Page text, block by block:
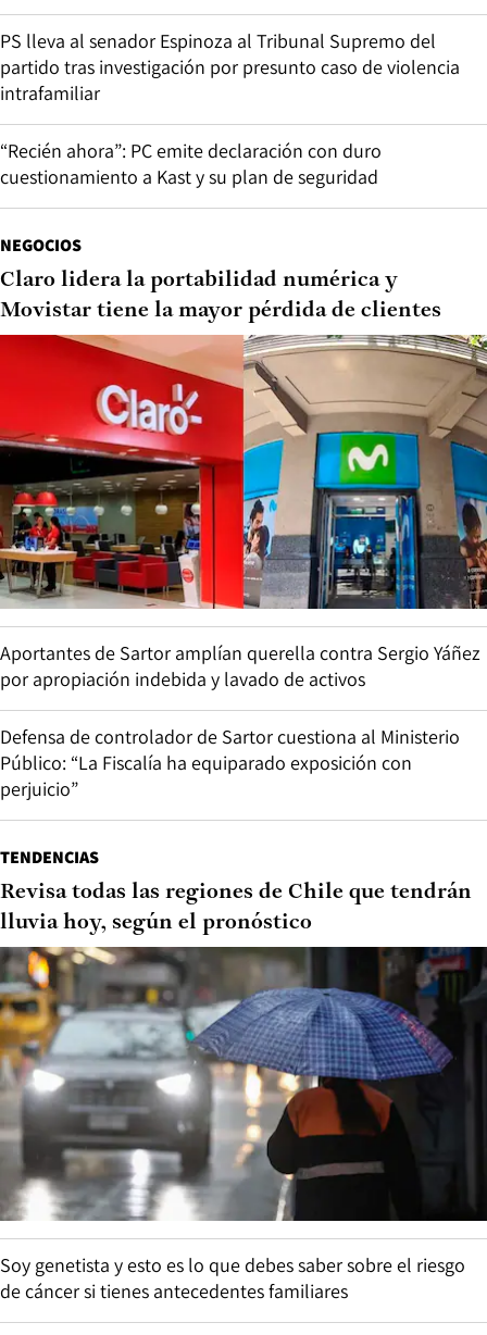
PS lleva al senador Espinoza al Tribunal Supremo del
partido tras investigación por presunto caso de violencia
intrafamiliar
“Recién ahora”: PC emite declaración con duro
cuestionamiento a Kast y su plan de seguridad
NEGOCIOS
Claro lidera la portabilidad numérica y
Movistar tiene la mayor pérdida de clientes
Aportantes de Sartor amplían querella contra Sergio Yáñez
por apropiación indebida y lavado de activos
Defensa de controlador de Sartor cuestiona al Ministerio
Público: “La Fiscalía ha equiparado exposición con
perjuicio”
TENDENCIAS
Revisa todas las regiones de Chile que tendrán
lluvia hoy, según el pronóstico
Soy genetista y esto es lo que debes saber sobre el riesgo
de cáncer si tienes antecedentes familiares